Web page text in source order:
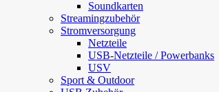
Soundkarten
Streamingzubehör
Stromversorgung
Netzteile
USB-Netzteile / Powerbanks
USV
Sport & Outdoor